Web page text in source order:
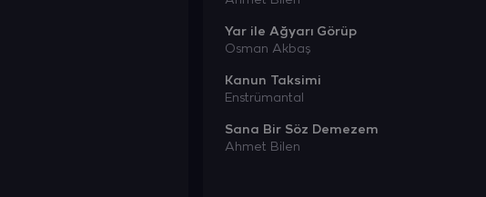
Yar ile Ağyarı Görüp
Osman Akbaş
Kanun Taksimi
Enstrümantal
Sana Bir Söz Demezem
Ahmet Bilen